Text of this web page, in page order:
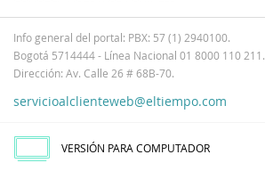
Info general del portal: PBX: 57 (1) 2940100.
Bogotá 5714444 - Línea Nacional 01 8000 110 211.
Dirección: Av. Calle 26 # 68B-70.
servicioalclienteweb@eltiempo.com
VERSIÓN PARA COMPUTADOR